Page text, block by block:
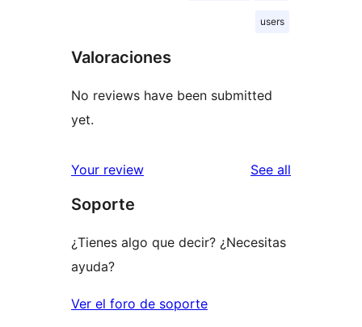
users
Valoraciones
No reviews have been submitted
yet.
Your review See all
Soporte
¿Tienes algo que decir? ¿Necesitas
ayuda?
Ver el foro de soporte